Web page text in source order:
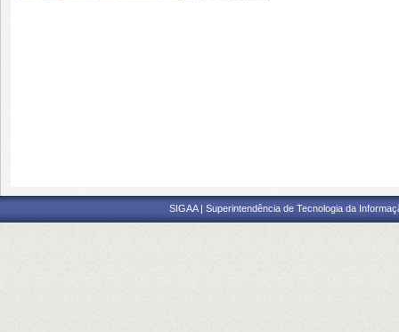
SIGAA | Superintendência de Tecnologia da